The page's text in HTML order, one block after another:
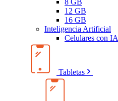
8 GB
12 GB
16 GB
Inteligencia Artificial
Celulares con IA
Tabletas